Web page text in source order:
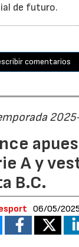
de futuro.
comentarios
A y
B.C.
06/05/2025